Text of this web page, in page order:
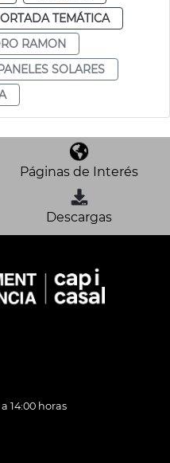
TEMÁTICA
RAMON
SOLARES
Páginas de Interés
Descargas
14:00 horas